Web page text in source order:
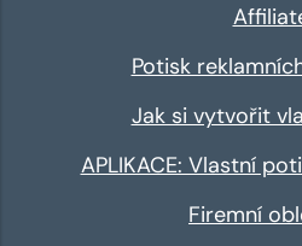
Potisk
Jak si vytvořit
APLIKACE: Vlastní
Firemní